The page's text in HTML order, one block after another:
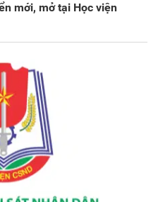
mới, mở tại Học viện